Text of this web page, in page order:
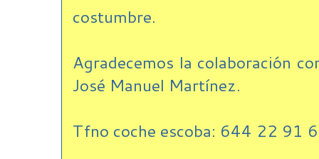
costumbre.
Agradecemos la colaboración
José Manuel Martínez.
Tfno coche escoba: 644 22 91